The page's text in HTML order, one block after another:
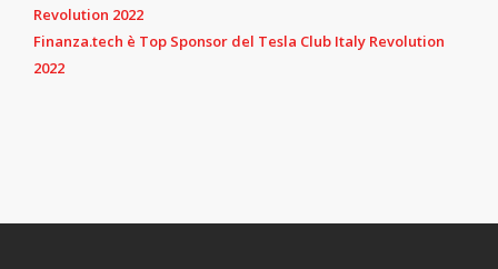
Revolution 2022
Finanza.tech è Top Sponsor del Tesla Club Italy Revolution
2022